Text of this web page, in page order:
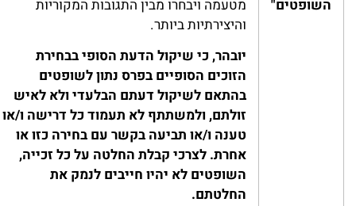
השופטים"
מטעמה ויבחרו מבין התגובות המקוריות
והיצירתיות ביותר.
יובהר, כי שיקול הדעת הסופי בבחירת
הזוכים הסופיים בפרס נתון לשופטים
בהתאם לשיקול דעתם הבלעדי ולא לאיש
זולתם, ולמשתתף לא תעמוד כל דרישה ו/או
טענה ו/או תביעה בקשר עם בחירה כזו או
אחרת. לצרכי קבלת החלטה על כל זכייה,
השופטים לא יהיו חייבים לנמק את
החלטתם.